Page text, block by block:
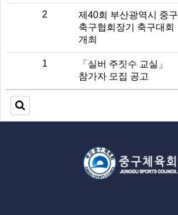
2
제40회 부산광역시 중구
축구협회장기 축구대회
개최
1
「실버 주짓수 교실」
참가자 모집 공고